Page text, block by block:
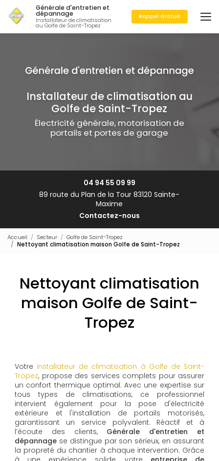
au
contenu
principal
Générale d'entretien et
dépannage
Installateur de climatisation
au Golfe de Saint-Tropez
Rappel Gratuit
Installateur de climatisation au
Golfe de Saint-Tropez
Électricité générale, motorisation de
portails et portes de garage
04 94 55 09 99
89 route du Plan de la Tour 83120 Sainte-
Maxime
Contactez-nous
Accueil Secteur
Golfe de Saint-Tropez
Nettoyant climatisation maison Golfe de Saint-Tropez
Nettoyant climatisation
maison Golfe de Saint-
Tropez
Votre installateur de climatisation à Golfe de Saint-
Tropez, propose des services complets pour assurer
un confort thermique optimal. Avec une expertise sur
tous types de climatisations, ce professionnel
intervient également pour la pose d'électricité
extérieure et l'installation de portails motorisés,
garantissant un service polyvalent. Réactif et à
l’écoute des clients, Générale d'entretien et
dépannage se distingue par son sérieux, en assurant
la propreté du chantier à chaque intervention. Grâce